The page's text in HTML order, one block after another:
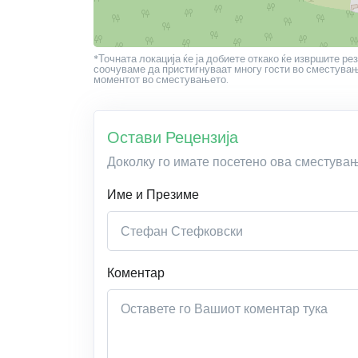
*Точната локација ќе ја добиете откако ќе извршите
соочуваме да пристигнуваат многу гости во
моментот во сместувањето.
Остави Рецензија
Доколку го имате посетено ова
Име и Презиме
Коментар